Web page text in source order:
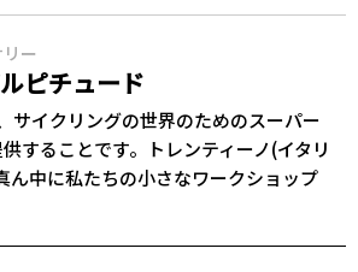
ー
チュード
イクリングの世界のためのスーパー
することです。トレンティーノ(イタリ
ん中に私たちの小さなワークショップ